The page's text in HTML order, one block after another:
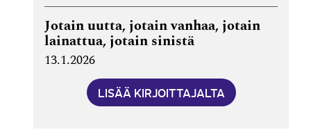
Jotain uutta, jotain vanhaa, jotain
lainattua, jotain sinistä
13.1.2026
LISÄÄ KIRJOITTAJALTA